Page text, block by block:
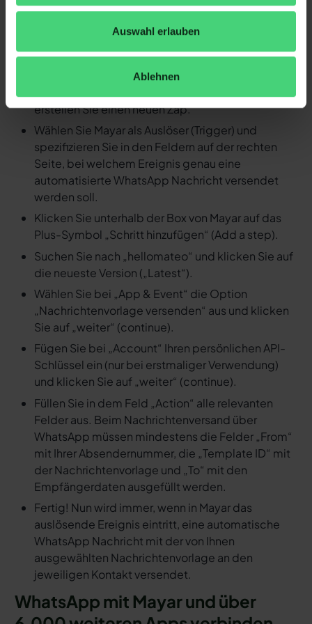
Auswahl erlauben
Ablehnen
Ereignis in Mayar eine
Nachricht versenden
erstellen Sie einen neuen Zap.
Wählen Sie Mayar als Auslöser (Trigger) und
spezifizieren Sie in den Feldern auf der rechten
Seite, bei welchem Ereignis genau eine
automatisierte WhatsApp Nachricht versendet
werden soll.
Klicken Sie unterhalb der Box von Mayar auf das
Plus-Symbol „Schritt hinzufügen“ (Add a step).
Suchen Sie nach „hellomateo“ und klicken Sie auf
die neueste Version („Latest“).
Wählen Sie bei „App & Event“ die Option
„Nachrichtenvorlage versenden“ aus und klicken
Sie auf „weiter“ (continue).
Fügen Sie bei „Account“ Ihren persönlichen API-
Schlüssel ein (nur bei erstmaliger Verwendung)
und klicken Sie auf „weiter“ (continue).
Füllen Sie in dem Feld „Action“ alle relevanten
Felder aus. Beim Nachrichtenversand über
WhatsApp müssen mindestens die Felder „From“
mit Ihrer Absendernummer, die „Template ID“ mit
der Nachrichtenvorlage und „To“ mit den
Empfängerdaten ausgefüllt werden.
Fertig! Nun wird immer, wenn in Mayar das
auslösende Ereignis eintritt, eine automatische
WhatsApp Nachricht mit der von Ihnen
ausgewählten Nachrichtenvorlage an den
jeweiligen Kontakt versendet.
WhatsApp mit Mayar und über